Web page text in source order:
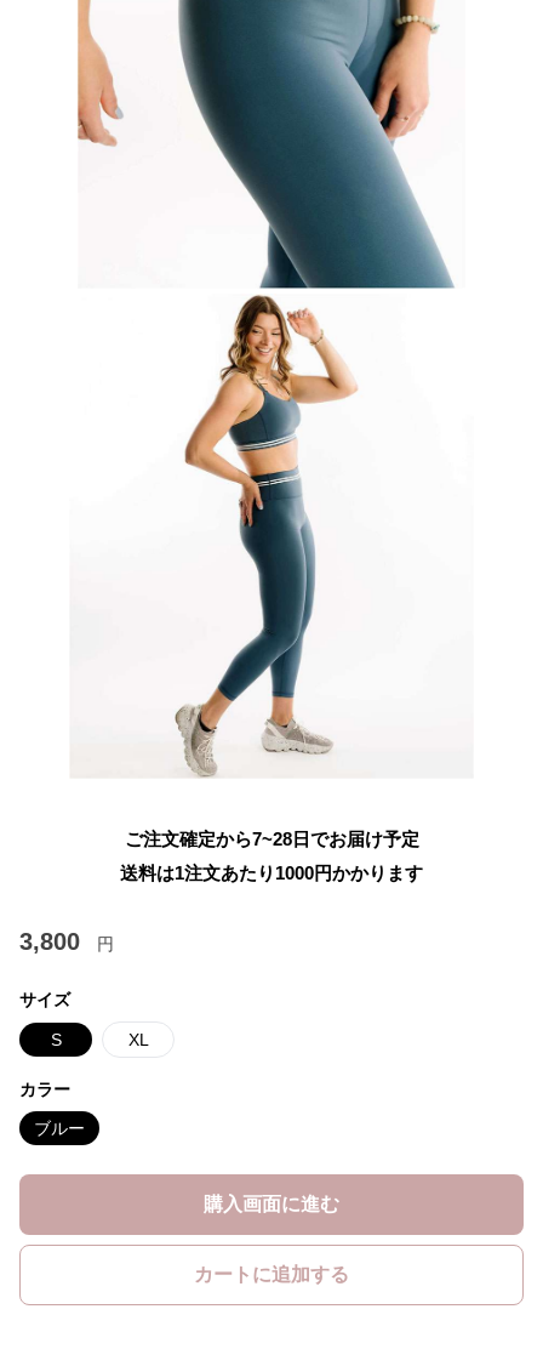
ご注文確定から7~28日でお届け予定
送料は1注文あたり 1000円かかります
3,800 円
サイズ
S XL
カラー
ブルー
購入画面に進む
カートに追加する